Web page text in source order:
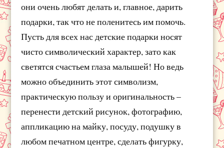
они очень любят делать и, главное, дарить
подарки, так что не поленитесь им помочь.
Пусть для всех нас детские подарки носят
чисто символический характер, зато как
светятся счастьем глаза малышей! Но ведь
можно объединить этот символизм,
практическую пользу и оригинальность –
перенести детский рисунок, фотографию,
аппликацию на майку, посуду, подушку в
любом печатном центре, сделать фигурку,